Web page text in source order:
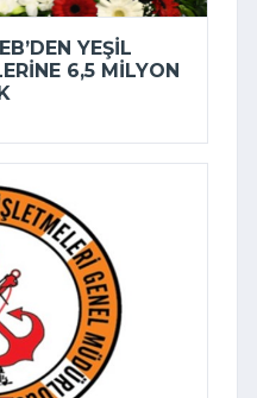
YEŞIL
6,5 MILYON